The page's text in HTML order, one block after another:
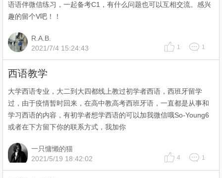
语语伴微信练习，一起备考C1，有什么问题也可以互相交流。感兴
趣的留个V吧！！
R.A.B.
2021/7/4 15:24:43
1 1
西语教学
大学西语专业，大二到大四都线上教过初学者西语，西班牙留学
过，由于疫情暂时回来，在高中教高考西班牙语，一直都是从事和
学习西语的内容，有初学者想学西语的可以加我微信哦So-Young6
或者在下方留下你的联系方式，我加你
一只慵懒的猫
2021/5/19 18:42:02
4 1